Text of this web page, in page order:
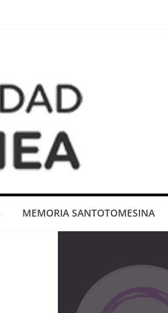
MEMORIA SANTOTOMESINA